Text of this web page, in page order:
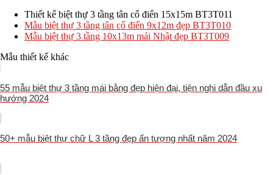
Thiết kế biệt thự 3 tầng tân cổ điển 15x15m BT3T011
Mẫu biệt thự 3 tầng tân cổ điển 9x12m đẹp BT3T010
Mẫu biệt thự 3 tầng 10x13m mái Nhật đẹp BT3T009
Mẫu thiết kế khác
55 mẫu biệt thự 3 tầng mái bằng đẹp hiện đại, tiện nghi dẫn đầu xu
hướng 2024
50+ mẫu biệt thự chữ L 3 tầng đẹp ấn tượng nhất năm 2024